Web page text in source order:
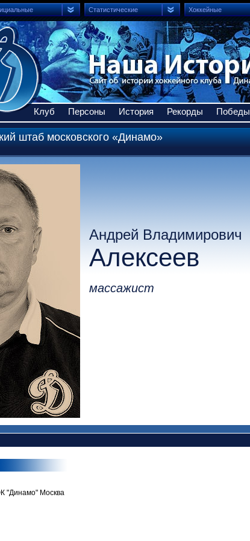
Статистические Хоккейные
Клуб Персоны История Рекорды Победы
штаб московского «Динамо»
Андрей Владимирович
Алексеев
массажист
"Динамо" Москва